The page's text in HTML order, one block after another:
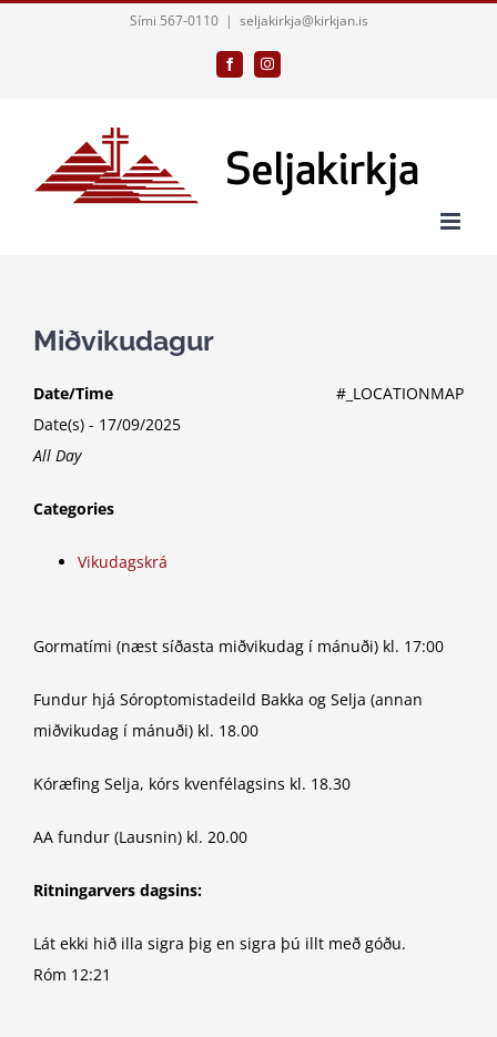
Sími 567-0110 | seljakirkja@kirkjan.is
FacebookInstagram
Miðvikudagur
#_LOCATIONMAP
Date/Time
Date(s) - 17/09/2025
All Day
Categories
Vikudagskrá
Gormatími (næst síðasta miðvikudag í mánuði) kl. 17:00
Fundur hjá Sóroptomistadeild Bakka og Selja (annan
miðvikudag í mánuði) kl. 18.00
Kóræfing Selja, kórs kvenfélagsins kl. 18.30
AA fundur (Lausnin) kl. 20.00
Ritningarvers dagsins:
Lát ekki hið illa sigra þig en sigra þú illt með góðu.
Róm 12:21